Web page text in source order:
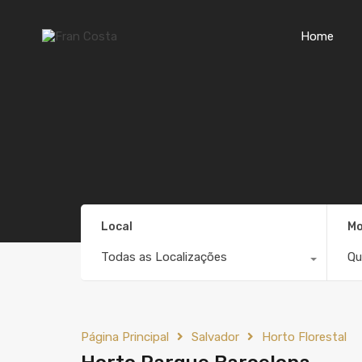
Home
Local
Todas as Localizações
Página Principal Salvador Horto Florestal